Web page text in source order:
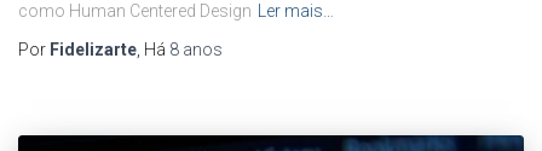
como Human Centered Design Ler mais…
Por Fidelizarte, Há 8 anos